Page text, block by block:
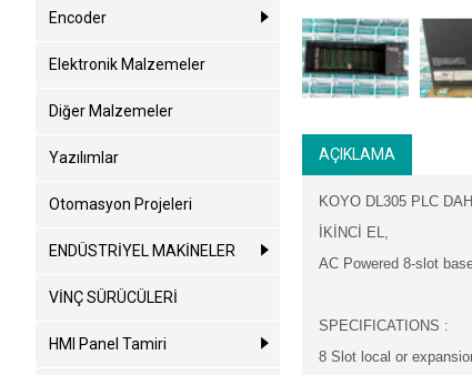
Encoder
Elektronik Malzemeler
Diğer Malzemeler
Yazılımlar
Otomasyon Projeleri
ENDÜSTRİYEL MAKİNELER
VİNÇ SÜRÜCÜLERİ
HMI Panel Tamiri
AÇIKLAMA
KOYO DL305 PLC
KİNCİ EL,
AC Powered 8-slot
SPECIFICATIONS :
8 Slot local or